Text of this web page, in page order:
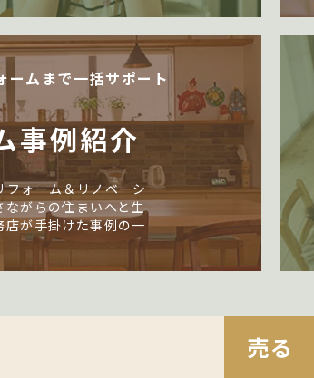
ームまで一括サポート
事例紹介
フォーム＆リノベーシ
ながらの住まいへと生
店が手掛けた事例の一
売る